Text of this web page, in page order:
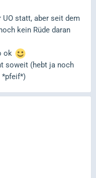
UO statt, aber seit dem
kein Rüde daran
ok
soweit (hebt ja noch
*pfeif*)